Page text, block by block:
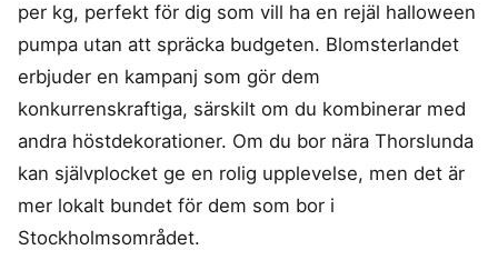
per kg, perfekt för dig som vill ha en rejäl halloween
pumpa utan att spräcka budgeten. Blomsterlandet
erbjuder en kampanj som gör dem
konkurrenskraftiga, särskilt om du kombinerar med
andra höstdekorationer. Om du bor nära Thorslunda
kan självplocket ge en rolig upplevelse, men det är
mer lokalt bundet för dem som bor i
Stockholmsområdet.